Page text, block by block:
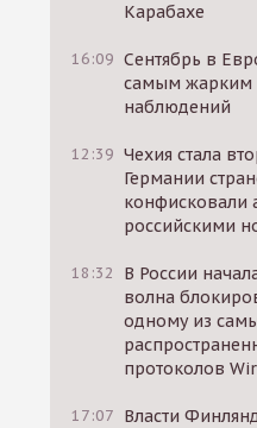
Карабахе
16:09 Сентябрь в
самым жарким
наблюдений
12:39 Чехия стала
Германии
конфисковали
российскими
18:32
В России
волна
одному из
протоколов
17:07 Власти